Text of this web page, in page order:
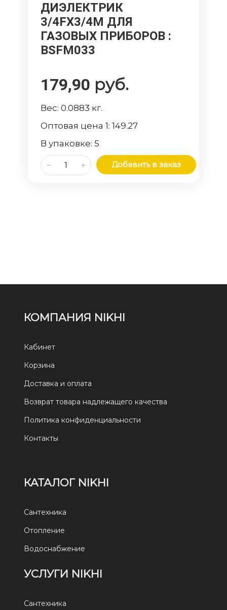
ДИЭЛЕКТРИК
3/4FХ3/4М ДЛЯ
ГАЗОВЫХ ПРИБОРОВ :
BSFM033
179,90 руб.
Вес:0.0883 кг.
Оптовая цена 1:149.27
В упаковке:5
Добавить в заказ
КОМПАНИЯ NIKHI
Кабинет
Корзина
Доставка и оплата
Возврат товара надлежащего качества
Политика конфиденциальности
Контакты
КАТАЛОГ NIKHI
Сантехника
Отопление
Водоснабжение
УСЛУГИ NIKHI
Сантехника